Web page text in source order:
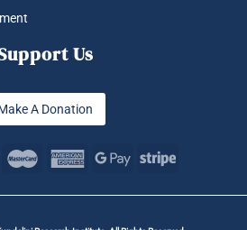
Us
A Donation